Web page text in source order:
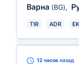
Варна (BG),
TIR ADR
12 часов назад